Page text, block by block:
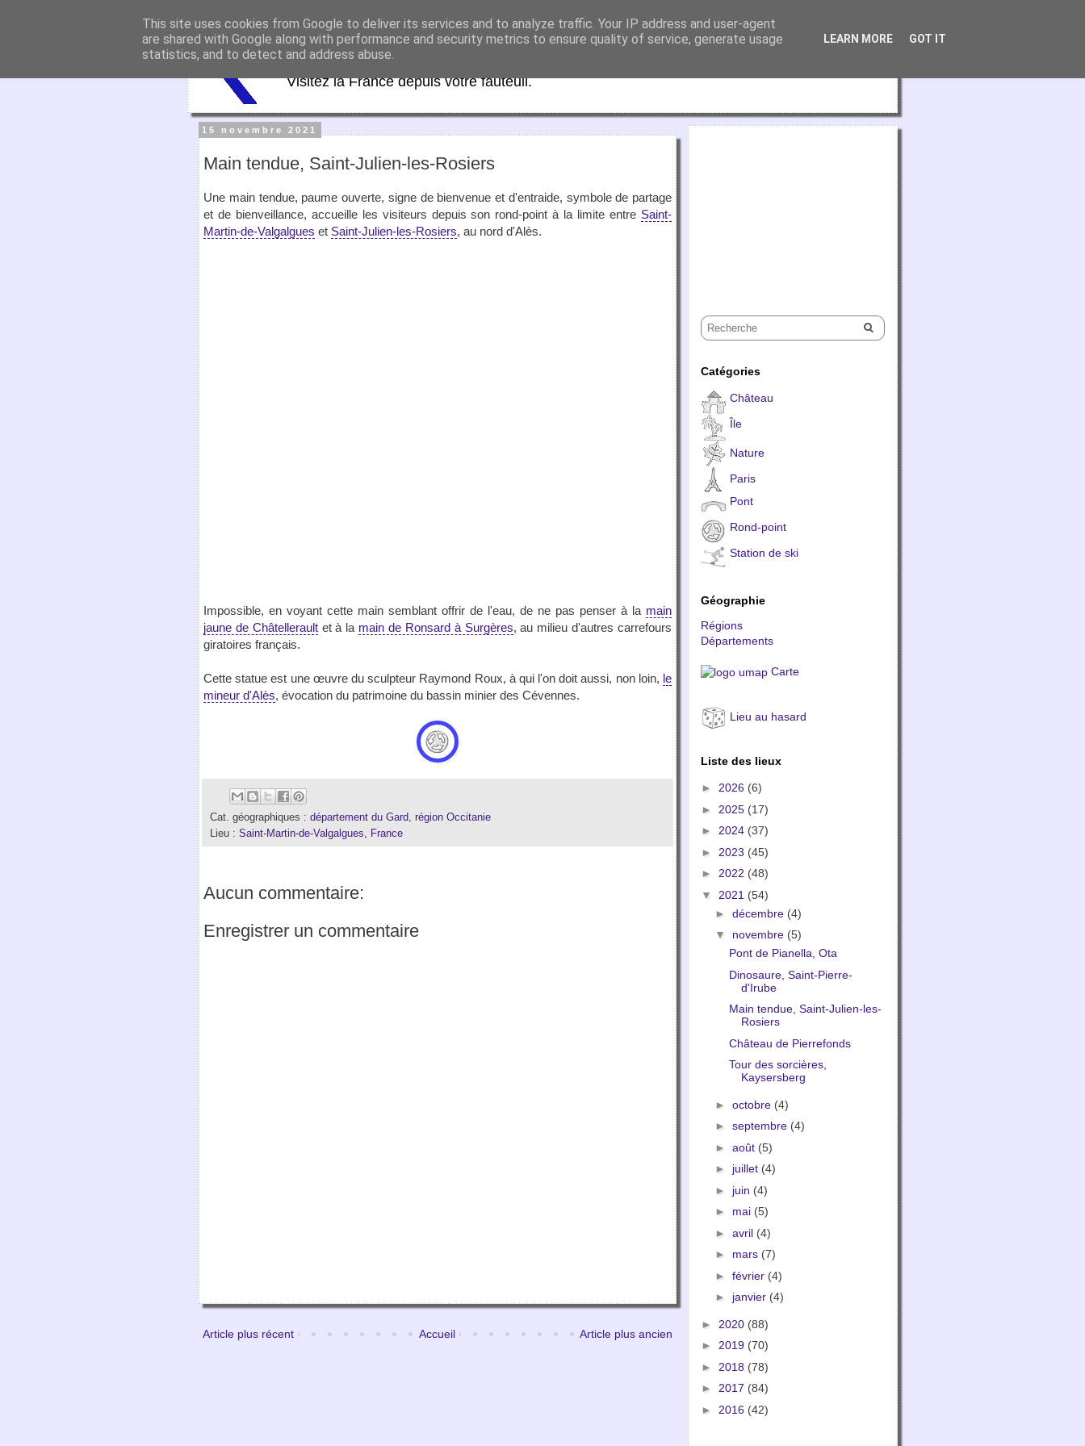
VirtuaFrance
Visitez la France depuis votre fauteuil.
15 novembre 2021
Main tendue, Saint-Julien-les-Rosiers
Une main tendue, paume ouverte, signe de bienvenue et d'entraide, symbole de partage
et de bienveillance, accueille les visiteurs depuis son rond-point à la limite entre Saint-
Martin-de-Valgalgues et Saint-Julien-les-Rosiers, au nord d'Alès.
Impossible, en voyant cette main semblant offrir de l'eau, de ne pas penser à la main
jaune de Châtelleraultet à la main de Ronsard à Surgères, au milieu d'autres carrefours
giratoires français.
Cette statue est une œuvre du sculpteur Raymond Roux, à qui l'on doit aussi, non loin, le
mineur d'Alès, évocation du patrimoine du bassin minier des Cévennes.
Cat. géographiques : département du Gard
région Occitanie
Lieu : Saint-Martin-de-Valgalgues, France
Aucun commentaire:
Enregistrer un commentaire
Article plus récent Article plus ancien
Accueil
Catégories
Château
Île
Nature
Paris
Pont
Rond-point
Station de ski
Géographie
Régions
Départements
Carte
Lieu au hasard
Liste des lieux
► 2026 (6)
► 2025 (17)
► 2024 (37)
► 2023 (45)
► 2022 (48)
▼ 2021 (54)
► décembre (4)
▼ novembre (5)
Pont de Pianella, Ota
Dinosaure, Saint-Pierre-
d'Irube
Main tendue, Saint-Julien-les-
Rosiers
Château de Pierrefonds
Tour des sorcières,
Kaysersberg
► octobre (4)
► septembre (4)
► août (5)
► juillet (4)
► juin (4)
► mai (5)
► avril (4)
► mars (7)
► février (4)
► janvier (4)
► 2020 (88)
► 2019 (70)
► 2018 (78)
► 2017 (84)
► 2016 (42)
This site uses cookies from Google to deliver its services and to analyze traffic. Your IP address and user-agent
are shared with Google along with performance and security metrics to ensure quality of service, generate usage
statistics, and to detect and address abuse.
LEARN MORE GOT IT